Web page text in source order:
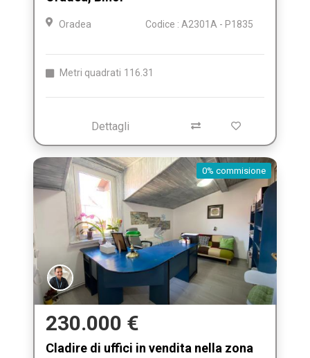
Oradea Codice : A2301A - P1835
Metri quadrati 116.31
Dettagli
0% commisione
230.000 €
Cladire di uffici in vendita nella zona